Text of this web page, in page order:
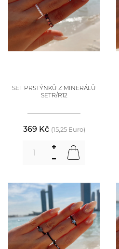
SET PRSTÝNKŮ Z MINERÁLŮ
SETR/R12
369 Kč (15,25 Euro)